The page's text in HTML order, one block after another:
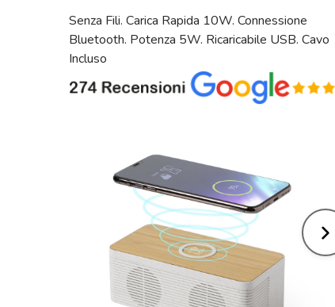
Senza Fili. Carica Rapida 10W. Connessione
Bluetooth. Potenza 5W. Ricaricabile USB. Cavo
Incluso